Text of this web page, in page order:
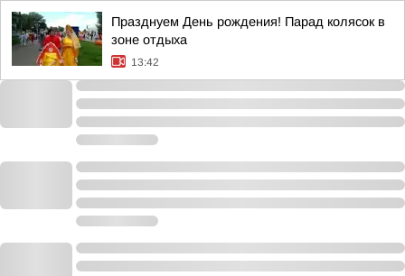
Празднуем День рождения! Парад колясок в
зоне отдыха
13:42